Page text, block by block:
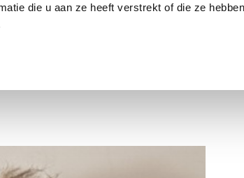
die u aan ze heeft verstrekt of die ze